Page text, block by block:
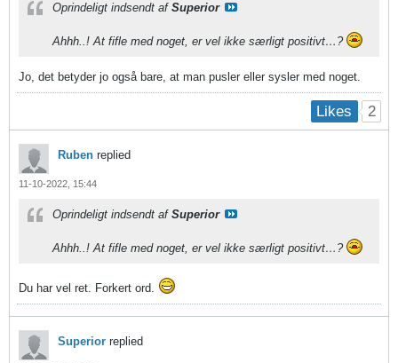
Oprindeligt indsendt af Superior
Ahhh..! At fifle med noget, er vel ikke særligt positivt…?
Jo, det betyder jo også bare, at man pusler eller sysler med noget.
Likes 2
Ruben replied
11-10-2022, 15:44
Oprindeligt indsendt af Superior
Ahhh..! At fifle med noget, er vel ikke særligt positivt…?
Du har vel ret. Forkert ord.
Superior replied